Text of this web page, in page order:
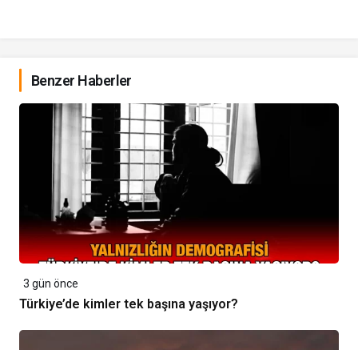
Benzer Haberler
3 gün önce
Türkiye’de kimler tek başına yaşıyor?